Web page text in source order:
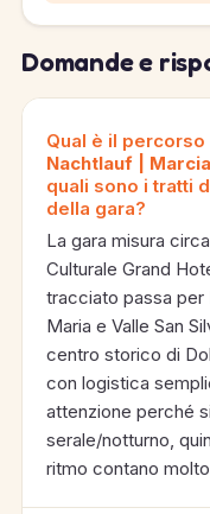
Domande e
Qual è il percorso
Nachtlauf |
quali sono i tratti
della gara?
La gara misura circa
Culturale Grand
tracciato passa per
Maria e Valle San
centro storico di
con logistica
attenzione perché
serale/notturno,
ritmo contano